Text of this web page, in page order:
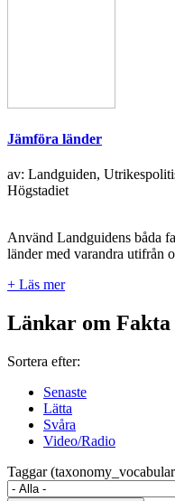
Jämföra länder
av: Landguiden,
Högstadiet
Använd Landguidens båda
länder med varandra utifrån
+ Läs mer
Länkar om
Sortera efter:
Senaste
Lätta
Svåra
Video/Radio
Taggar